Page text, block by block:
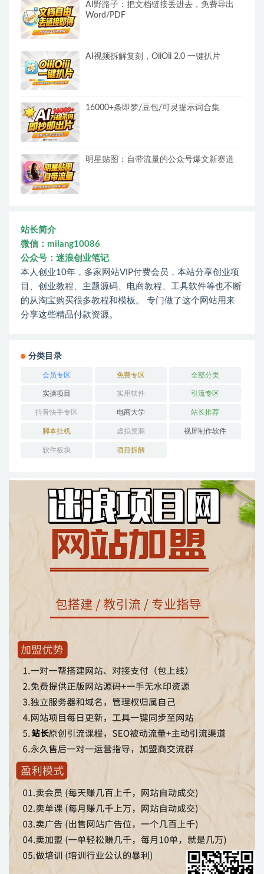
AI野路子：把文档链接丢进去，免费导出
Word/PDF
AI视频拆解复刻，OiiOii 2.0 一键扒片
16000+条即梦/豆包/可灵提示词合集
明星贴图：自带流量的公众号爆文新赛道
站长简介
微信：milang10086
公众号：迷浪创业笔记
本人创业10年，多家网站VIP付费会员，本站分享创业项
目、创业教程、主题源码、电商教程、工具软件等也不断
的从淘宝购买很多教程和模板。 专门做了这个网站用来
分享这些精品付款资源。
分类目录
会员专区 免费专区 全部分类
实操项目 实用软件 引流专区
抖音快手专区 电商大学 站长推荐
脚本挂机 虚拟资源 视屏制作软件
软件板块 项目拆解